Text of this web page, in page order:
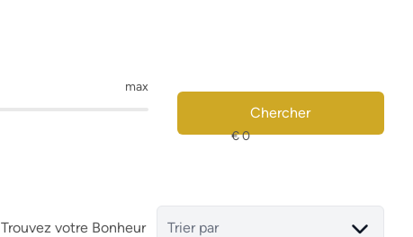
max
Chercher
Trouvez votre Bonheur Trier par